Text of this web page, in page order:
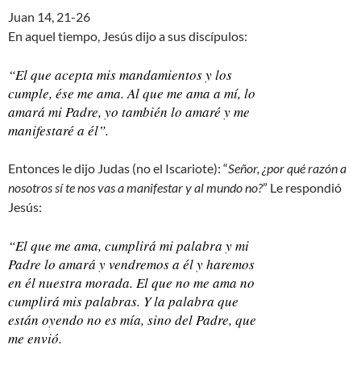
Juan 14, 21-26
En aquel tiempo, Jesús dijo a sus discípulos:
“El que acepta mis mandamientos y los
cumple, ése me ama. Al que me ama a mí, lo
amará mi Padre, yo también lo amaré y me
manifestaré a él”.
Entonces le dijo Judas (no el Iscariote): “Señor, ¿por qué razón a
nosotros sí te nos vas a manifestar y al mundo no?” Le respondió
Jesús:
“El que me ama, cumplirá mi palabra y mi
Padre lo amará y vendremos a él y haremos
en él nuestra morada. El que no me ama no
cumplirá mis palabras. Y la palabra que
están oyendo no es mía, sino del Padre, que
me envió.